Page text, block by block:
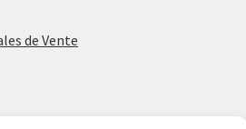
de Vente